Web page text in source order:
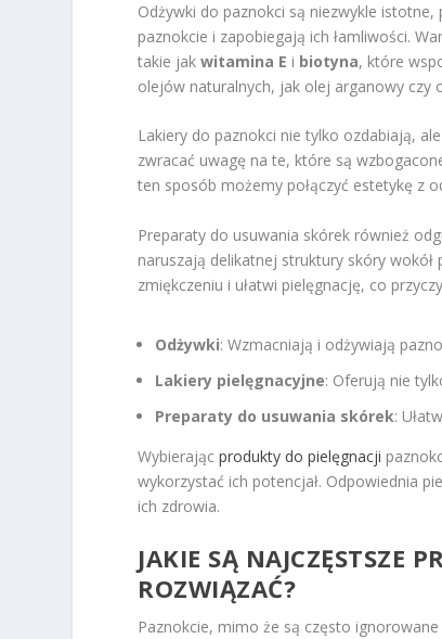
Odżywki do paznokci są niezwykle
paznokcie i zapobiegają ich łamliwości.
takie jakwitamina E i biotyna, które
olejów naturalnych, jak olej arganowy czy
Lakiery do paznokci nie tylko ozdabiają,
zwracać uwagę na te, które są
ten sposób możemy połączyć estetykę z
Preparaty do usuwania skórek również
naruszają delikatnej struktury skóry
zmiękczeniu i ułatwi pielęgnację, co
Odżywki: Wzmacniają i odżywiają
Lakiery pielęgnacyjne: Oferują nie
Preparaty do usuwania skórek:
Wybierającprodukty do pielęgnacji
wykorzystać ich potencjał. Odpowiednia
ich zdrowia.
JAKIE SĄ NAJCZĘSTSZE
ROZWIĄZAĆ?
Paznokcie, mimo że są często